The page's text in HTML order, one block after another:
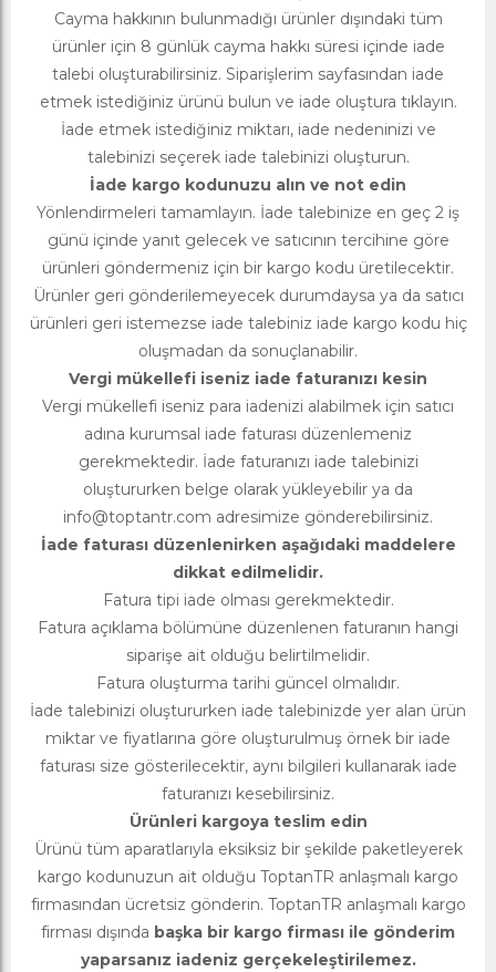
Cayma hakkının bulunmadığı ürünler dışındaki tüm
ürünler için 8 günlük cayma hakkı süresi içinde iade
talebi oluşturabilirsiniz. Siparişlerim sayfasından iade
etmek istediğiniz ürünü bulun ve iade oluştura tıklayın.
İade etmek istediğiniz miktarı, iade nedeninizi ve
talebinizi seçerek iade talebinizi oluşturun.
İade kargo kodunuzu alın ve not edin
Yönlendirmeleri tamamlayın. İade talebinize en geç 2 iş
günü içinde yanıt gelecek ve satıcının tercihine göre
ürünleri göndermeniz için bir kargo kodu üretilecektir.
Ürünler geri gönderilemeyecek durumdaysa ya da satıcı
ürünleri geri istemezse iade talebiniz iade kargo kodu hiç
oluşmadan da sonuçlanabilir.
Vergi mükellefi iseniz iade faturanızı kesin
Vergi mükellefi iseniz para iadenizi alabilmek için satıcı
adına kurumsal iade faturası düzenlemeniz
gerekmektedir. İade faturanızı iade talebinizi
oluştururken belge olarak yükleyebilir ya da
info@toptantr.com adresimize gönderebilirsiniz.
İade faturası düzenlenirken aşağıdaki maddelere
dikkat edilmelidir.
Fatura tipi iade olması gerekmektedir.
Fatura açıklama bölümüne düzenlenen faturanın hangi
siparişe ait olduğu belirtilmelidir.
Fatura oluşturma tarihi güncel olmalıdır.
İade talebinizi oluştururken iade talebinizde yer alan ürün
miktar ve fiyatlarına göre oluşturulmuş örnek bir iade
faturası size gösterilecektir, aynı bilgileri kullanarak iade
faturanızı kesebilirsiniz.
Ürünleri kargoya teslim edin
Ürünü tüm aparatlarıyla eksiksiz bir şekilde paketleyerek
kargo kodunuzun ait olduğu ToptanTR anlaşmalı kargo
firmasından ücretsiz gönderin. ToptanTR anlaşmalı kargo
firması dışında başka bir kargo firması ile gönderim
yaparsanız iadeniz gerçekeleştirilemez.